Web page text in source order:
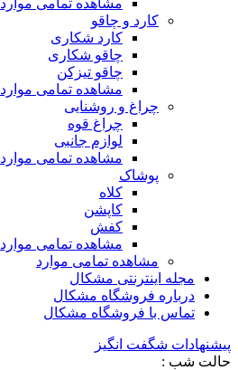
مشاهده تمامی موارد
کارد و چاقو
کارد شکاری
چاقو شکاری
چاقو تیزکن
مشاهده تمامی موارد
چراغ و روشنایی
چراغ قوه
لوازم جانبی
مشاهده تمامی موارد
پوشاک
کلاه
کاپشن
کفش
مشاهده تمامی موارد
مشاهده تمامی موارد
مجله اینترنتی مشکال
درباره فروشگاه مشکال
تماس با فروشگاه مشکال
پیشنهادات شگفت انگیز
حالت شب :